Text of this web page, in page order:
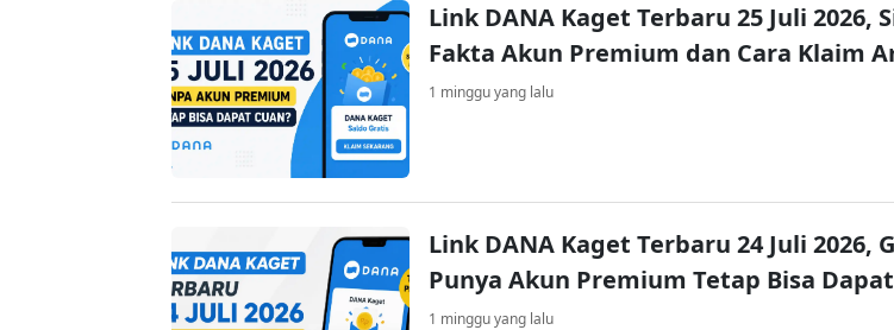
Link DANA Kaget Terbaru 25 Juli 2026,
Fakta Akun Premium dan Cara Klaim
1 minggu yang lalu
Link DANA Kaget Terbaru 24 Juli 2026,
Punya Akun Premium Tetap Bisa
1 minggu yang lalu